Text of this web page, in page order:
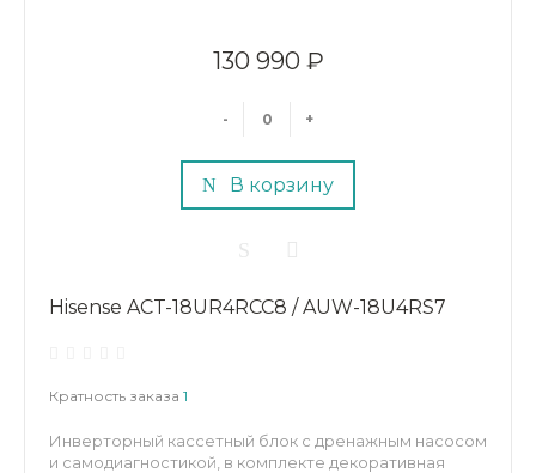
130 990 ₽
- +
В корзину
Hisense ACT-18UR4RCC8 / AUW-18U4RS7
Кратность заказа 1
Инверторный кассетный блок с дренажным насосом
и самодиагностикой, в комплекте декоративная